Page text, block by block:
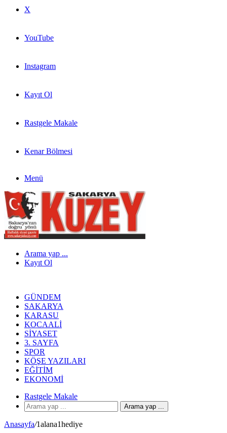
X
YouTube
Instagram
Kayıt Ol
Rastgele Makale
Kenar Bölmesi
Menü
Arama yap ...
Kayıt Ol
GÜNDEM
SAKARYA
KARASU
KOCAALI
SIYASET
3. SAYFA
SPOR
KÖŞE YAZILARI
EĞITIM
EKONOMI
Rastgele Makale
Arama yap ...
Anasayfa/1alana1hediye